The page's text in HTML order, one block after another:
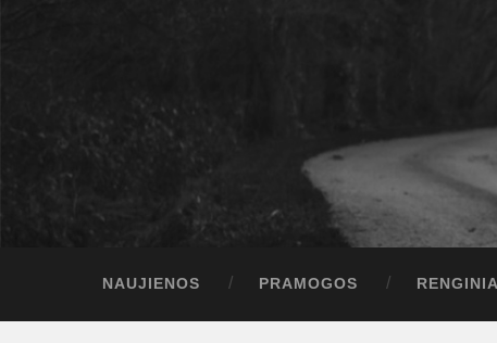
NAUJIENOS PRAMOGOS RENGINIAI